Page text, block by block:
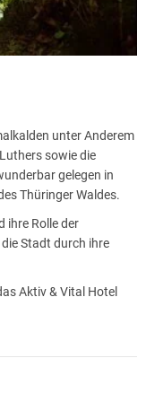
unter Anderem
sowie die
gelegen in
Thüringer Waldes.
ihre Rolle der
Stadt durch ihre
Aktiv & Vital Hotel
für längere
suchen, sind im